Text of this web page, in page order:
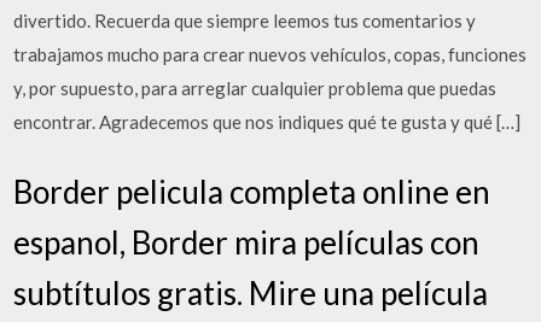
divertido. Recuerda que siempre leemos tus comentarios y
trabajamos mucho para crear nuevos vehículos, copas, funciones
y, por supuesto, para arreglar cualquier problema que puedas
encontrar. Agradecemos que nos indiques qué te gusta y qué […]
Border pelicula completa online en
espanol, Border mira películas con
subtítulos gratis. Mire una película